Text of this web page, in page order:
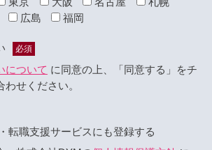
広島 福岡
必須
について に同意の上、「同意する」をチ
わせください。
転職支援サービスにも登録する